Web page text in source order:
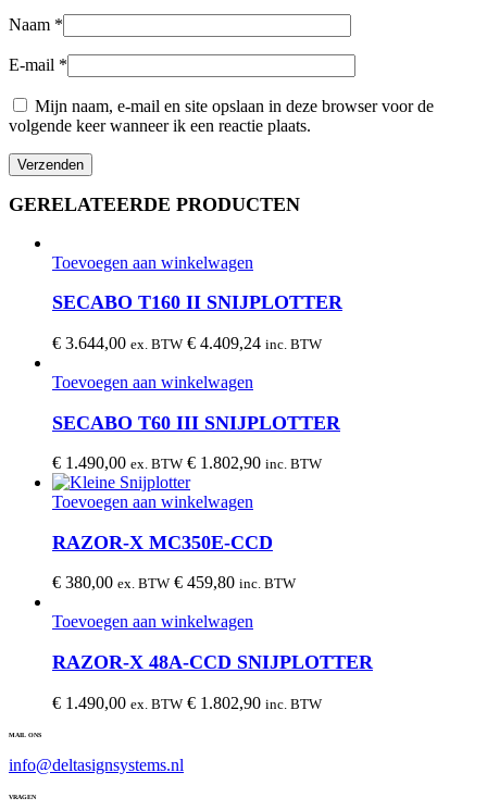
Naam *
E-mail *
Mijn naam, e-mail en site opslaan in deze browser voor de
volgende keer wanneer ik een reactie plaats.
GERELATEERDE PRODUCTEN
Toevoegen aan winkelwagen
SECABO T160 II SNIJPLOTTER
€ 3.644,00 ex. BTW € 4.409,24 inc. BTW
Toevoegen aan winkelwagen
SECABO T60 III SNIJPLOTTER
€ 1.490,00 ex. BTW € 1.802,90 inc. BTW
Toevoegen aan winkelwagen
RAZOR-X MC350E-CCD
€ 380,00 ex. BTW € 459,80 inc. BTW
Toevoegen aan winkelwagen
RAZOR-X 48A-CCD SNIJPLOTTER
€ 1.490,00 ex. BTW € 1.802,90 inc. BTW
MAIL ONS
info@deltasignsystems.nl
VRAGEN